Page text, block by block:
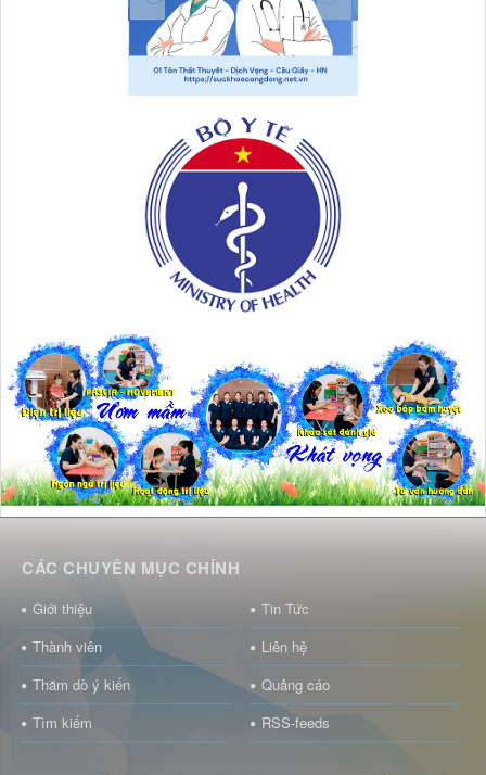
CÁC CHUYÊN MỤC CHÍNH
Giới thiệu
Tin Tức
Thành viên
Liên hệ
Thăm dò ý kiến
Quảng cáo
Tìm kiếm
RSS-feeds